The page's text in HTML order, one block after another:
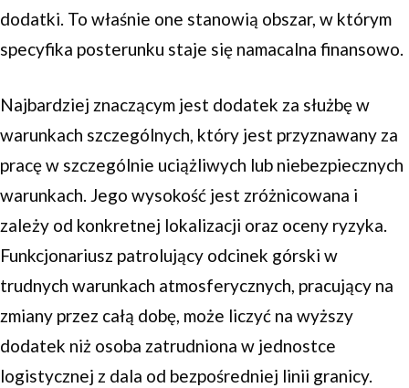
dodatki. To właśnie one stanowią obszar, w którym
specyfika posterunku staje się namacalna finansowo.
Najbardziej znaczącym jest dodatek za służbę w
warunkach szczególnych, który jest przyznawany za
pracę w szczególnie uciążliwych lub niebezpiecznych
warunkach. Jego wysokość jest zróżnicowana i
zależy od konkretnej lokalizacji oraz oceny ryzyka.
Funkcjonariusz patrolujący odcinek górski w
trudnych warunkach atmosferycznych, pracujący na
zmiany przez całą dobę, może liczyć na wyższy
dodatek niż osoba zatrudniona w jednostce
logistycznej z dala od bezpośredniej linii granicy.